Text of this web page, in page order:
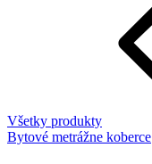
Všetky produkty
Bytové metrážne koberce